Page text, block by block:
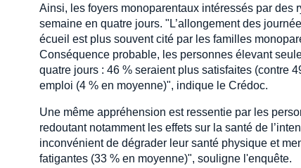
Ainsi, les foyers monoparentaux intéressés par des
semaine en quatre jours. "L’allongement des
écueil est plus souvent cité par les familles
Conséquence probable, les personnes élevant
quatre jours : 46 % seraient plus satisfaites (contre
emploi (4 % en moyenne)", indique le Crédoc.
Une même appréhension est ressentie par les
redoutant notamment les effets sur la santé de
inconvénient de dégrader leur santé physique et
fatigantes (33 % en moyenne)", souligne l'enquête.